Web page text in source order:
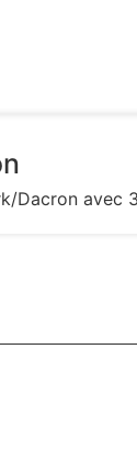
Dacron